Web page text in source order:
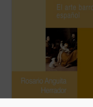
veces desorbitado y, por lo tanto, no muy
estético, idea surgida en el momento en
Siglo de las Luces...(ver ficha)